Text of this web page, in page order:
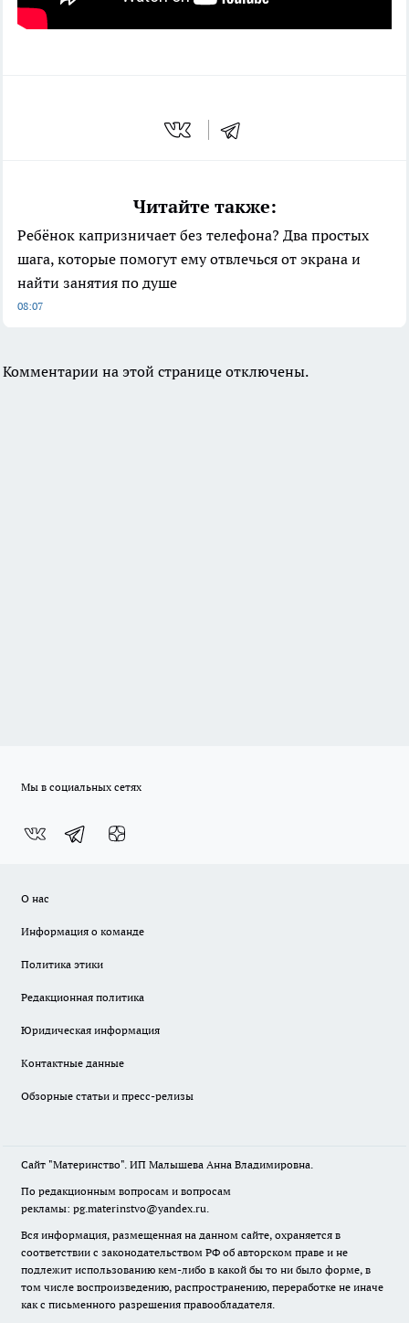
Читайте также:
Ребёнок капризничает без телефона? Два простых
шага, которые помогут ему отвлечься от экрана и
найти занятия по душе
08:07
Комментарии на этой странице отключены.
Мы в социальных сетях
О нас
Информация о команде
Политика этики
Редакционная политика
Юридическая информация
Контактные данные
Обзорные статьи и пресс-релизы
Сайт "Материнство". ИП Малышева Анна Владимировна.
По редакционным вопросам и вопросам
рекламы: pg.materinstvo@yandex.ru.
Вся информация, размещенная на данном сайте, охраняется в
соответствии с законодательством РФ об авторском праве и не
подлежит использованию кем-либо в какой бы то ни было форме, в
том числе воспроизведению, распространению, переработке не иначе
как с письменного разрешения правообладателя.